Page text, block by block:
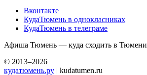
Вконтакте
КудаТюмень в однокласниках
КудаТюмень в телеграме
Афиша Тюмень — куда сходить в Тюмени
© 2013–2026
кудатюмень.ру | kudatumen.ru